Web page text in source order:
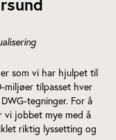
som vi har hjulpet til
miljøer tilpasset hver
tegninger. For å
vi jobbet mye med å
riktig lyssetting og